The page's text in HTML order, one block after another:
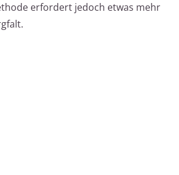
erfordert jedoch etwas mehr